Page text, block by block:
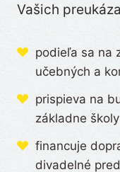
Vašich
podieľa sa na
učebných a
prispieva na
základne školy
financuje
divadelné